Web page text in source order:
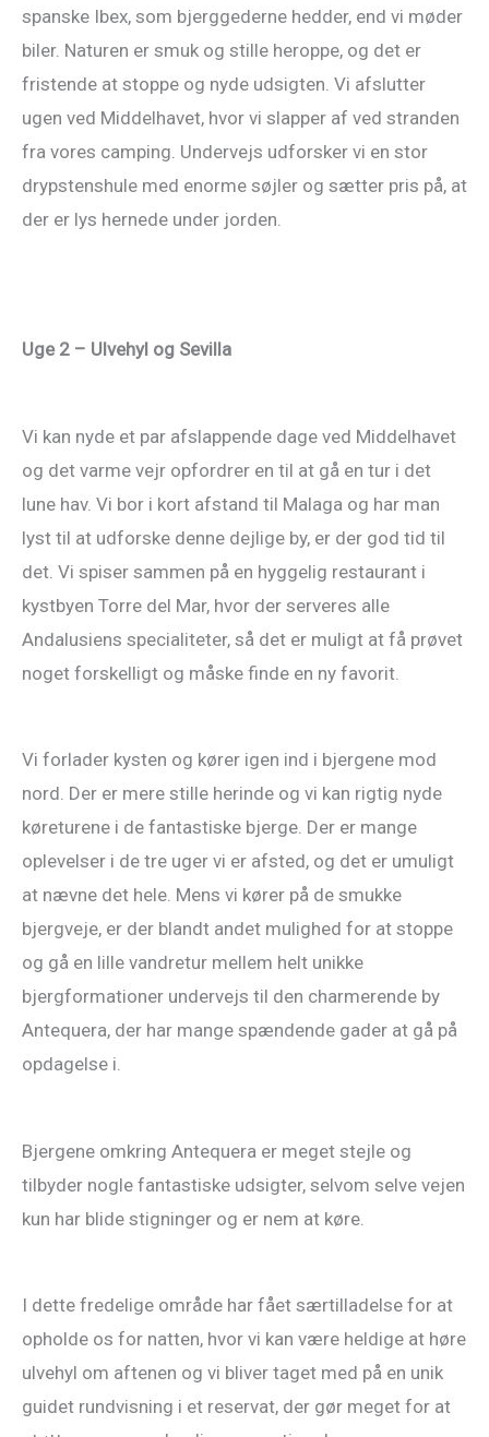
spanske Ibex, som bjerggederne hedder, end vi møder
biler. Naturen er smuk og stille heroppe, og det er
fristende at stoppe og nyde udsigten. Vi afslutter
ugen ved Middelhavet, hvor vi slapper af ved stranden
fra vores camping. Undervejs udforsker vi en stor
drypstenshule med enorme søjler og sætter pris på, at
der er lys hernede under jorden.
Uge 2 – Ulvehyl og Sevilla
Vi kan nyde et par afslappende dage ved Middelhavet
og det varme vejr opfordrer en til at gå en tur i det
lune hav. Vi bor i kort afstand til Malaga og har man
lyst til at udforske denne dejlige by, er der god tid til
det. Vi spiser sammen på en hyggelig restaurant i
kystbyen Torre del Mar, hvor der serveres alle
Andalusiens specialiteter, så det er muligt at få prøvet
noget forskelligt og måske finde en ny favorit.
Vi forlader kysten og kører igen ind i bjergene mod
nord. Der er mere stille herinde og vi kan rigtig nyde
køreturene i de fantastiske bjerge. Der er mange
oplevelser i de tre uger vi er afsted, og det er umuligt
at nævne det hele. Mens vi kører på de smukke
bjergveje, er der blandt andet mulighed for at stoppe
og gå en lille vandretur mellem helt unikke
bjergformationer undervejs til den charmerende by
Antequera, der har mange spændende gader at gå på
opdagelse i.
Bjergene omkring Antequera er meget stejle og
tilbyder nogle fantastiske udsigter, selvom selve vejen
kun har blide stigninger og er nem at køre.
I dette fredelige område har fået særtilladelse for at
opholde os for natten, hvor vi kan være heldige at høre
ulvehyl om aftenen og vi bliver taget med på en unik
guidet rundvisning i et reservat, der gør meget for at